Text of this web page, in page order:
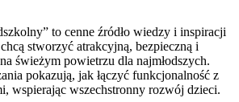
to cenne źródło wiedzy i inspiracji
stworzyć atrakcyjną, bezpieczną i
świeżym powietrzu dla najmłodszych.
pokazują, jak łączyć funkcjonalność z
wspierając wszechstronny rozwój dzieci.